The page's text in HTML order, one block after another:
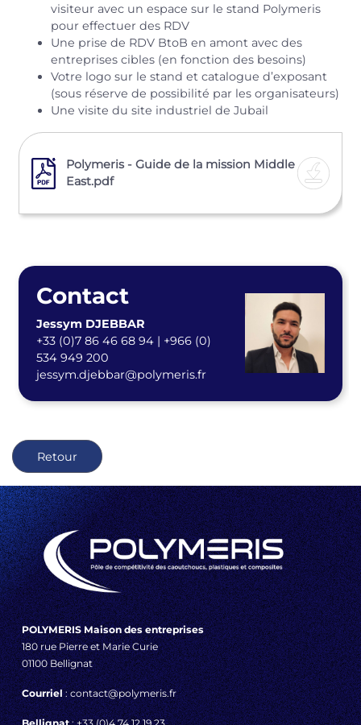
visiteur avec un espace sur le stand Polymeris
pour effectuer des RDV
Une prise de RDV BtoB en amont avec des
entreprises cibles (en fonction des besoins)
Votre logo sur le stand et catalogue d’exposant
(sous réserve de possibilité par les organisateurs)
Une visite du site industriel de Jubail
Polymeris - Guide de la mission Middle
East.pdf
Contact
Jessym DJEBBAR
+33 (0)7 86 46 68 94 | +966 (0)
534 949 200
jessym.djebbar@polymeris.fr
Retour
POLYMERIS Maison des entreprises
180 rue Pierre et Marie Curie
01100 Bellignat
Courriel: contact@polymeris.fr